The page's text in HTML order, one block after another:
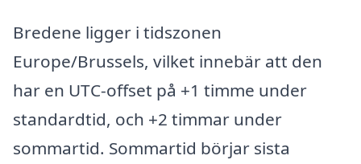
Bredene ligger i tidszonen
Europe/Brussels, vilket innebär att den
har en UTC-offset på +1 timme under
standardtid, och +2 timmar under
sommartid. Sommartid börjar sista